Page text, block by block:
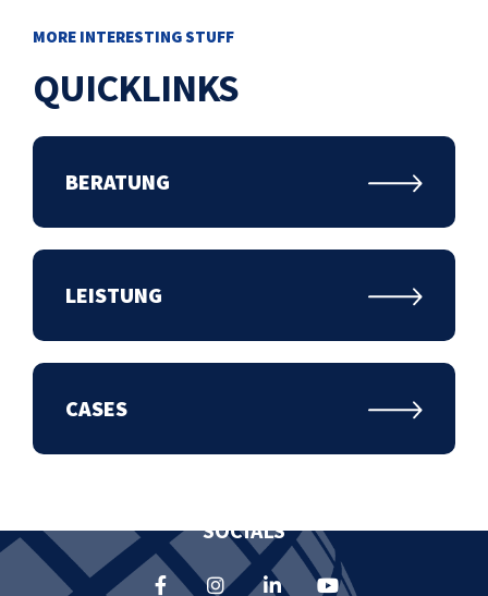
MORE INTERESTING STUFF
QUICKLINKS
BERATUNG
LEISTUNG
CASES
ENTDECKE MEHR
Home Beratung Leistungen
Cases
KONTAKT
SOCIALS